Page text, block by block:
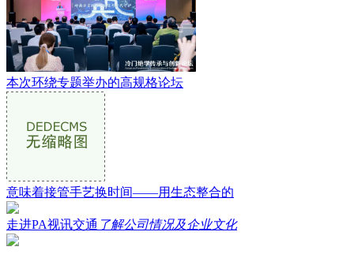
本次环绕专题举办的高规格论坛
意味着接管手艺换时间——用生态整合的
走进PA视讯交通 了解公司情况及企业文化